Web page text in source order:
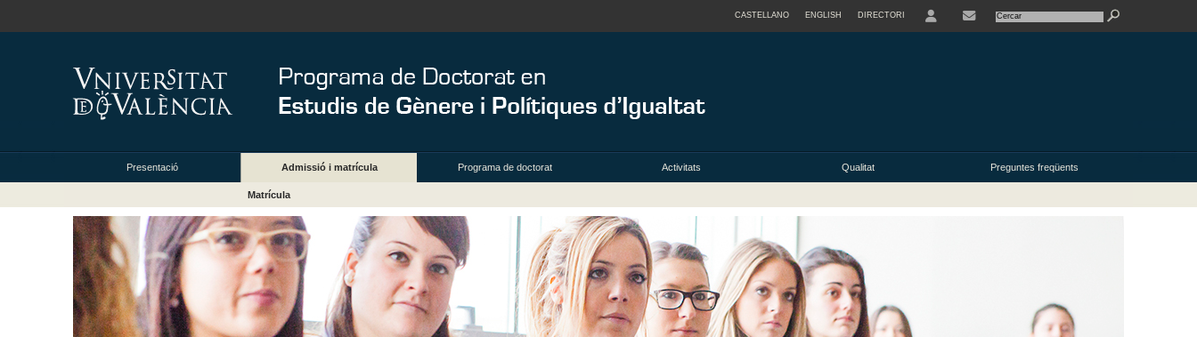
CASTELLANO ENGLISH DIRECTORI
Presentació Admissió i matrícula Programa de doctorat Activitats Qualitat Preguntes freqüents
Matrícula